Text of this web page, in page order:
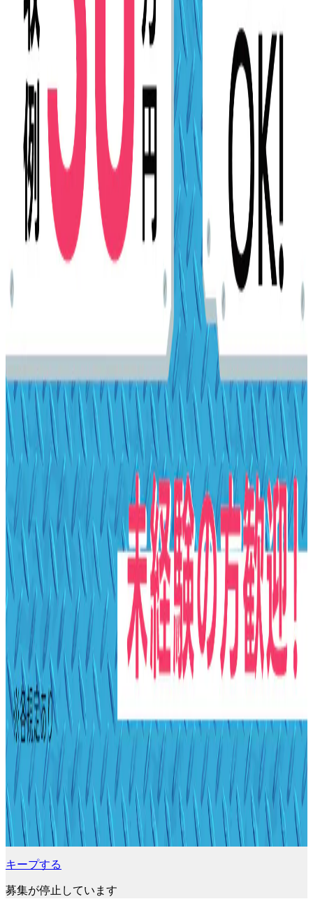
キープする
募集が停止しています